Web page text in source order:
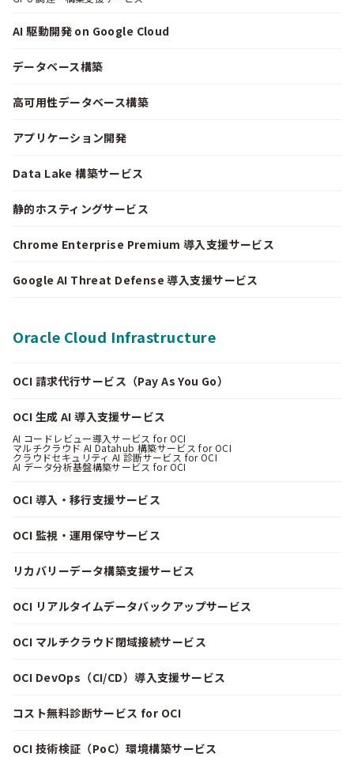
AI 駆動開発 on Google Cloud
データベース構築
高可用性データベース構築
アプリケーション開発
Data Lake 構築サービス
静的ホスティングサービス
Chrome Enterprise Premium 導入支援サービス
Google AI Threat Defense 導入支援サービス
Oracle Cloud Infrastructure
OCI 請求代行サービス（Pay As You Go）
OCI 生成 AI 導入支援サービス
AI コードレビュー導入サービス for OCI
マルチクラウド AI Datahub 構築サービス for OCI
クラウドセキュリティ AI 診断サービス for OCI
AI データ分析基盤構築サービス for OCI
OCI 導入・移行支援サービス
OCI 監視・運用保守サービス
リカバリーデータ構築支援サービス
OCI リアルタイムデータバックアップサービス
OCI マルチクラウド閉域接続サービス
OCI DevOps（CI/CD）導入支援サービス
コスト無料診断サービス for OCI
OCI 技術検証（PoC）環境構築サービス